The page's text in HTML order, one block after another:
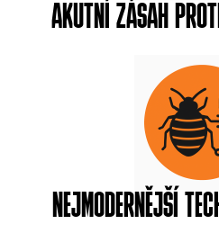
AKUTNÍ ZÁSAH
NEJMODERNĚJŠÍ